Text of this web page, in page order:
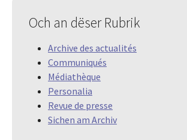
Och an dëser Rubrik
Archive des actualités
Communiqués
Médiathèque
Personalia
Revue de presse
Sichen am Archiv